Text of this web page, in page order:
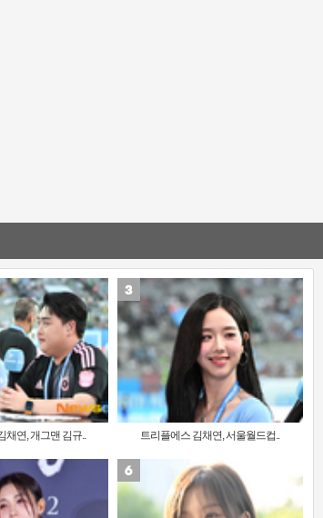
채연, 개그맨 김규.. 트리플에스 김채연, 서울월드컵..